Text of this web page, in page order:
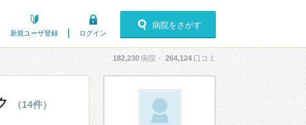
新規ユーザ登録 ログイン
病院をさがす
182,230病院・ 264,124 口コミ
（14件）